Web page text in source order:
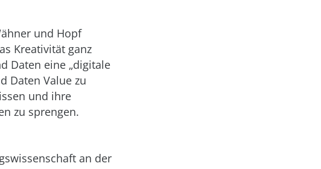
und Hopf
Kreativität ganz
Daten eine „digitale
Daten Value zu
und ihre
zu sprengen.
an der